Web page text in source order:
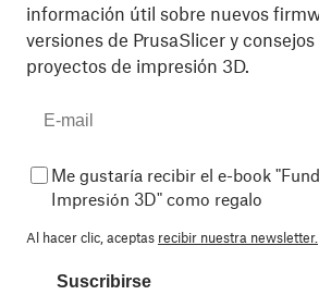
información útil sobre nuevos
versiones de PrusaSlicer y
proyectos de impresión 3D.
Me gustaría recibir el e-book
Impresión 3D" como regalo
Al hacer clic, aceptas recibir nuestra newsletter.
Suscribirse